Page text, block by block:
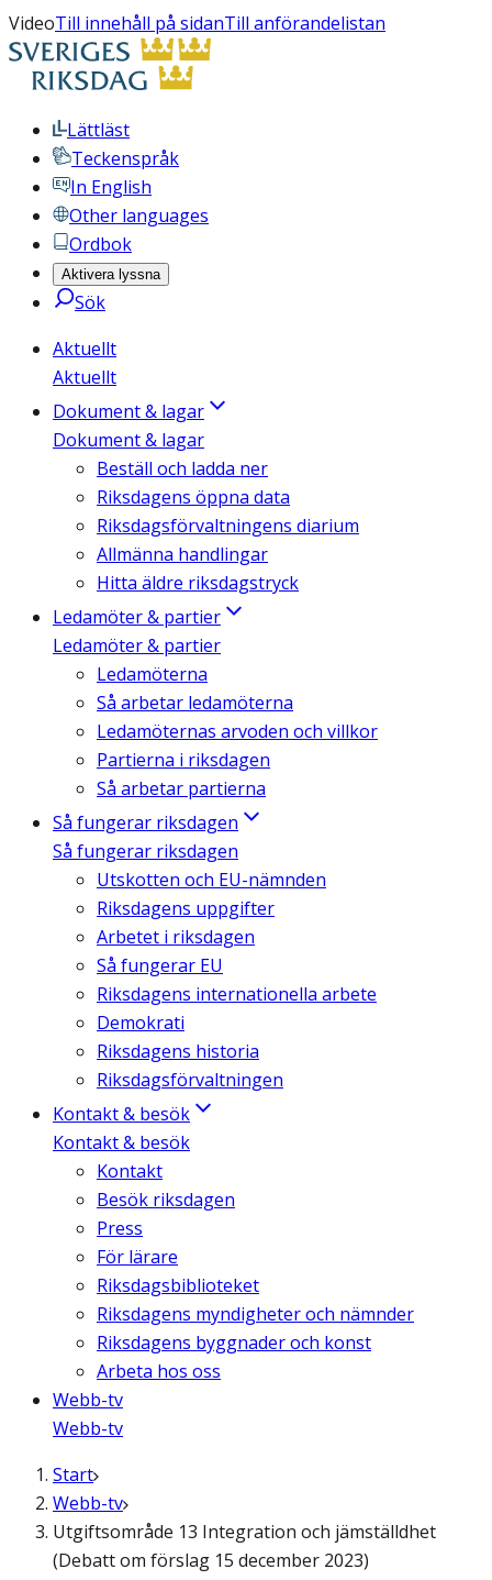
VideoTill innehåll på sidanTill anförandelistan
Lättläst
Teckenspråk
In English
Other languages
Ordbok
Aktivera lyssna
Sök
Aktuellt
Aktuellt
Dokument & lagar
Dokument & lagar
Beställ och ladda ner
Riksdagens öppna data
Riksdagsförvaltningens diarium
Allmänna handlingar
Hitta äldre riksdagstryck
Ledamöter & partier
Ledamöter & partier
Ledamöterna
Så arbetar ledamöterna
Ledamöternas arvoden och villkor
Partierna i riksdagen
Så arbetar partierna
Så fungerar riksdagen
Så fungerar riksdagen
Utskotten och EU-nämnden
Riksdagens uppgifter
Arbetet i riksdagen
Så fungerar EU
Riksdagens internationella arbete
Demokrati
Riksdagens historia
Riksdagsförvaltningen
Kontakt & besök
Kontakt & besök
Kontakt
Besök riksdagen
Press
För lärare
Riksdagsbiblioteket
Riksdagens myndigheter och nämnder
Riksdagens byggnader och konst
Arbeta hos oss
Webb-tv
Webb-tv
Start
Webb-tv
Utgiftsområde 13 Integration och jämställdhet
(Debatt om förslag 15 december 2023)